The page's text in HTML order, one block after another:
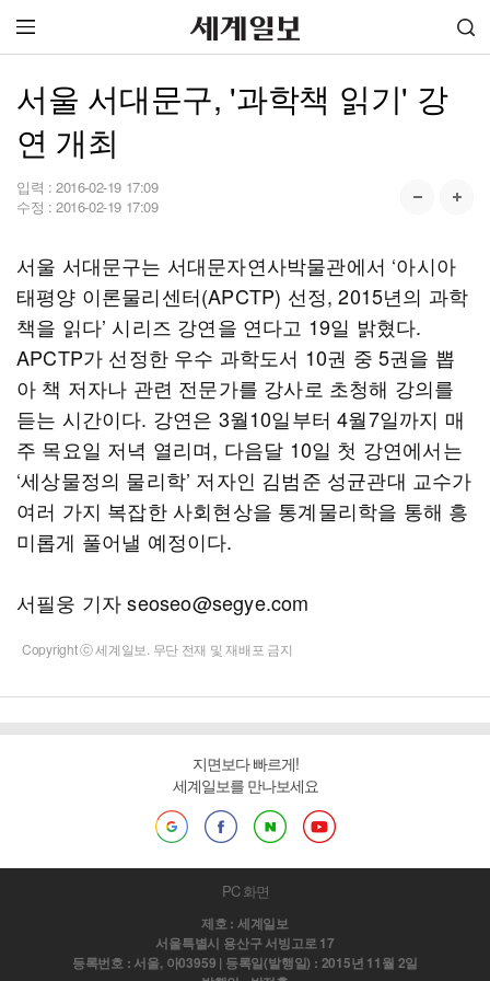
서울 서대문구, '과학책 읽기' 강
연 개최
입력 : 2016-02-19 17:09
수정 : 2016-02-19 17:09
서울 서대문구는 서대문자연사박물관에서 ‘아시아
태평양 이론물리센터(APCTP) 선정, 2015년의 과학
책을 읽다’ 시리즈 강연을 연다고 19일 밝혔다.
APCTP가 선정한 우수 과학도서 10권 중 5권을 뽑
아 책 저자나 관련 전문가를 강사로 초청해 강의를
듣는 시간이다. 강연은 3월10일부터 4월7일까지 매
주 목요일 저녁 열리며, 다음달 10일 첫 강연에서는
‘세상물정의 물리학’ 저자인 김범준 성균관대 교수가
여러 가지 복잡한 사회현상을 통계물리학을 통해 흥
미롭게 풀어낼 예정이다.
서필웅 기자 seoseo@segye.com
Copyright ⓒ 세계일보. 무단 전재 및 재배포 금지
지면보다 빠르게!
세계일보를 만나보세요
PC 화면
제호 : 세계일보
서울특별시 용산구 서빙고로 17
등록번호 : 서울, 아03959 | 등록일(발행일) : 2015년 11월 2일